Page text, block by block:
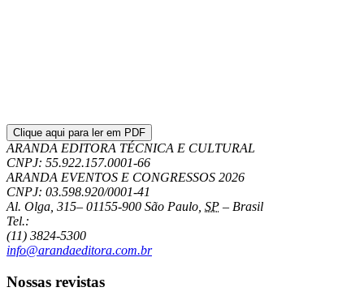
Clique aqui para ler em PDF
ARANDA EDITORA TÉCNICA E CULTURAL
CNPJ: 55.922.157.0001-66
ARANDA EVENTOS E CONGRESSOS 2026
CNPJ: 03.598.920/0001-41
Al. Olga, 315– 01155-900 São Paulo, SP – Brasil
Tel.:
(11) 3824-5300
info@arandaeditora.com.br
Nossas revistas